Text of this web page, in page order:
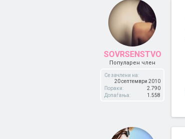
SOVRSENSTVO
Популарен член
Се зачлени на:
20 септември 2010
Пораки:
2.790
Допаѓања:
1.558